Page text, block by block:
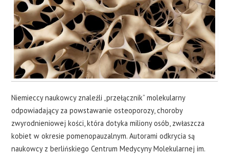
Niemieccy naukowcy znaleźli „przełącznik” molekularny
odpowiadający za powstawanie osteoporozy, choroby
zwyrodnieniowej kości, która dotyka miliony osób, zwłaszcza
kobiet w okresie pomenopauzalnym. Autorami odkrycia są
naukowcy z berlińskiego Centrum Medycyny Molekularnej im.